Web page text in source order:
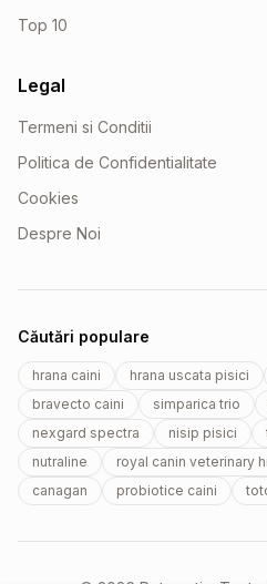
Top 10
Legal
Termeni si Conditii
Politica de Confidentialitate
Cookies
Despre Noi
Căutări populare
hrana caini hrana uscata pisici
bravecto caini
simparica trio
nexgard spectra
nisip pisici
nutraline
royal canin veterinary
canagan
probiotice caini